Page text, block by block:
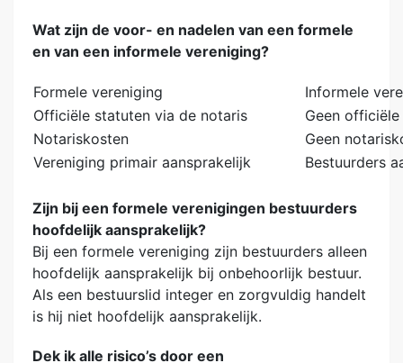
Wat zijn de voor- en nadelen van een formele
en van een informele vereniging?
Formele vereniging
Informele
Officiële statuten via de notaris
Geen
Notariskosten
Geen
Vereniging primair aansprakelijk
Bestuurders
Zijn bij een formele verenigingen bestuurders
hoofdelijk aansprakelijk?
Bij een formele vereniging zijn bestuurders alleen
hoofdelijk aansprakelijk bij onbehoorlijk bestuur.
Als een bestuurslid integer en zorgvuldig handelt
is hij niet hoofdelijk aansprakelijk.
Dek ik alle risico’s door een